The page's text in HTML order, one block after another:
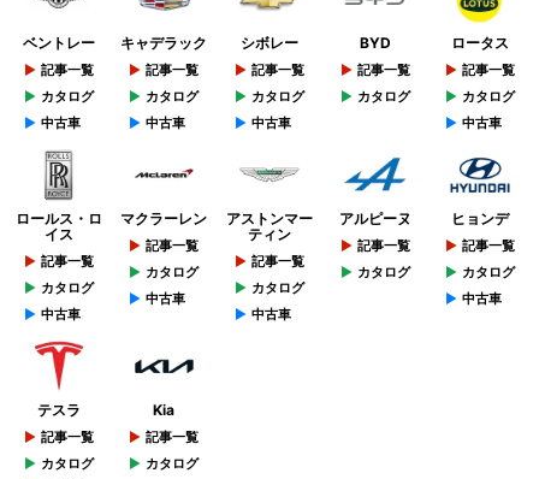
ベントレー
記事一覧
カタログ
中古車
キャデラック
記事一覧
カタログ
中古車
シボレー
記事一覧
カタログ
中古車
BYD
記事一覧
カタログ
ロータス
記事一覧
カタログ
中古車
ロールス・ロ
イス
記事一覧
カタログ
中古車
マクラーレン
記事一覧
カタログ
中古車
アストンマー
ティン
記事一覧
カタログ
中古車
アルピーヌ
記事一覧
カタログ
ヒョンデ
記事一覧
カタログ
中古車
テスラ
記事一覧
カタログ
Kia
記事一覧
カタログ